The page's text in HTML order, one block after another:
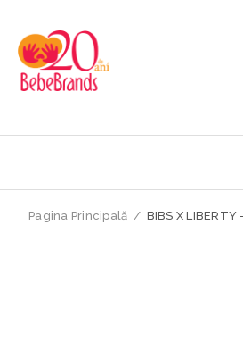
Pagina Principală / BIBS X